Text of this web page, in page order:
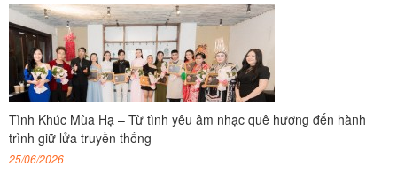
Tình Khúc Mùa Hạ – Từ tình yêu âm nhạc quê hương đến hành
trình giữ lửa truyền thống
25/06/2026